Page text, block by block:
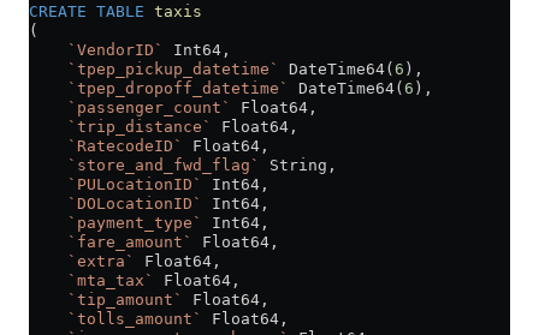
CREATE TABLE taxis
(
    `VendorID`
Int64,
    `tpep_pickup_datetime`
DateTime64(6 ),
    `tpep_dropoff_datetime`
DateTime64(6 ),
    `passenger_count`
Float64,
    `trip_distance`
Float64,
    `RatecodeID`
Float64,
    `store_and_fwd_flag`
String,
    `PULocationID`
Int64,
    `DOLocationID`
Int64,
    `payment_type`
Int64,
    `fare_amount`
Float64,
    `extra`
Float64,
    `mta_tax`
Float64,
    `tip_amount`
Float64,
    `tolls_amount`
Float64,